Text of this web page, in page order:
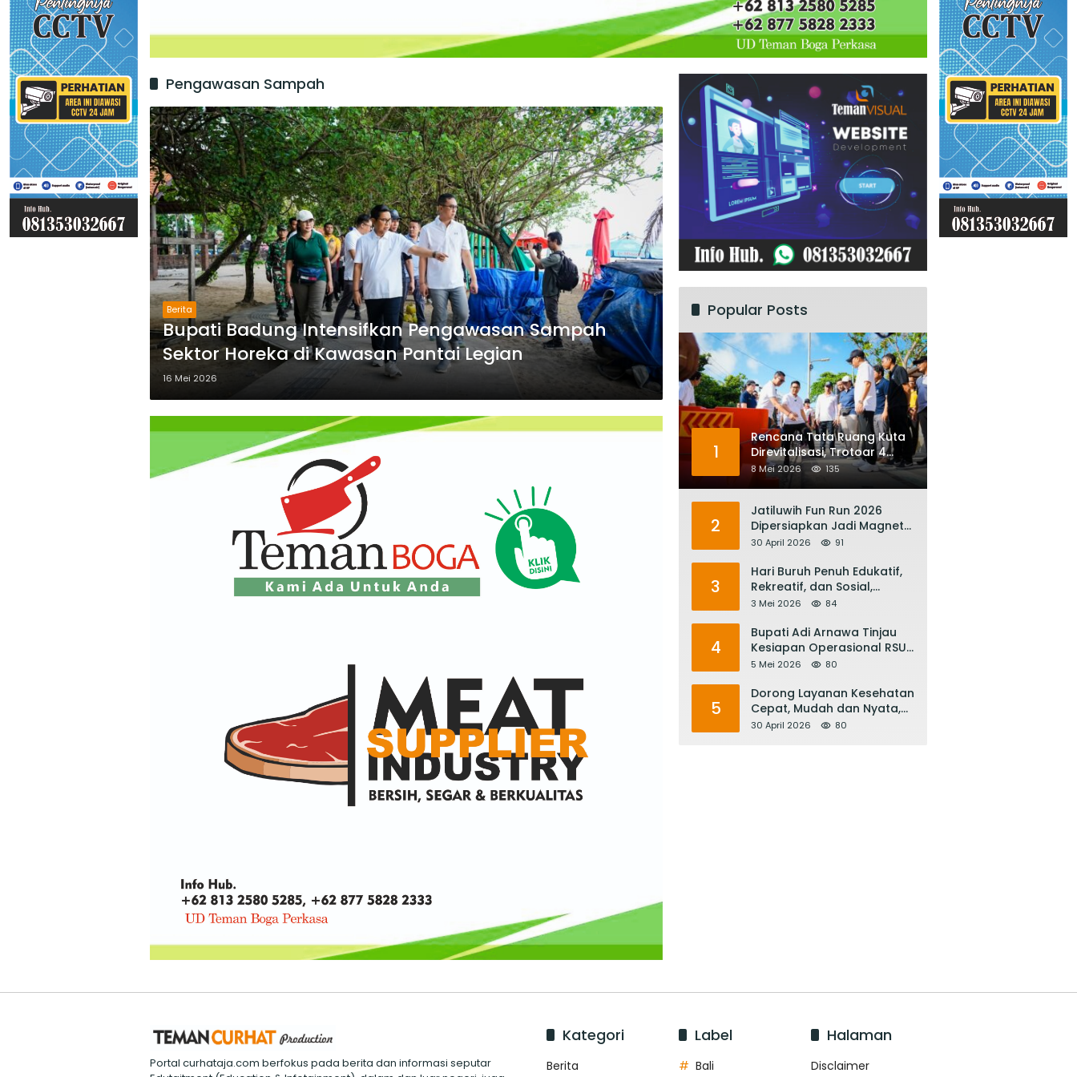
Pengawasan Sampah
Berita
Bupati Badung Intensifkan Pengawasan Sampah
Sektor Horeka di Kawasan Pantai Legian
16 Mei 2026
Popular Posts
1
Rencana Tata Ruang Kuta
Direvitalisasi, Trotoar 4
Meter dan Integrasi
Transportasi Listrik
8 Mei 2026 135
2
Jatiluwih Fun Run 2026
Dipersiapkan Jadi Magnet
Pariwisata Internasional,
Pariwisata Bali
30 April 2026 91
3
Hari Buruh Penuh Edukatif,
Rekreatif, dan Sosial,
Gubernur Koster: Matur
Mesin Ekonomi Bali
3 Mei 2026 84
4
Bupati Adi Arnawa Tinjau
Kesiapan Operasional RSUD
Giri Asih, Harapkan Jadi RS
5 Mei 2026 80
5
Dorong Layanan Kesehatan
Cepat, Mudah dan Nyata,
Bupati Adi Arnawa Evaluasi
30 April 2026 80
Portal curhataja.com berfokus pada berita dan informasi seputar
Kategori
Berita
Label
Bali
Halaman
Disclaimer